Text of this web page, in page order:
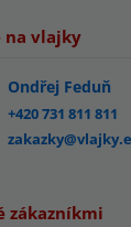
na vlajky
Ondřej Feduň
+420 731 811 811
zákazníkmi